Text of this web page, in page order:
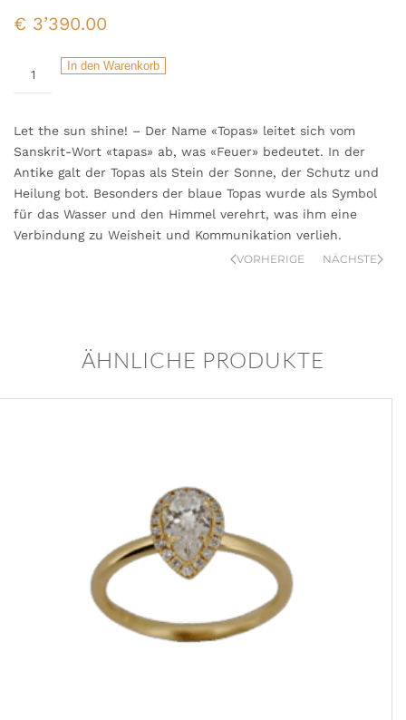
€ 3’390.00
Blautopas
Menge
In den Warenkorb
Let the sun shine! – Der Name «Topas» leitet sich vom
Sanskrit-Wort «tapas» ab, was «Feuer» bedeutet. In der
Antike galt der Topas als Stein der Sonne, der Schutz und
Heilung bot. Besonders der blaue Topas wurde als Symbol
für das Wasser und den Himmel verehrt, was ihm eine
Verbindung zu Weisheit und Kommunikation verlieh.
VORHERIGE NÄCHSTE
ÄHNLICHE PRODUKTE